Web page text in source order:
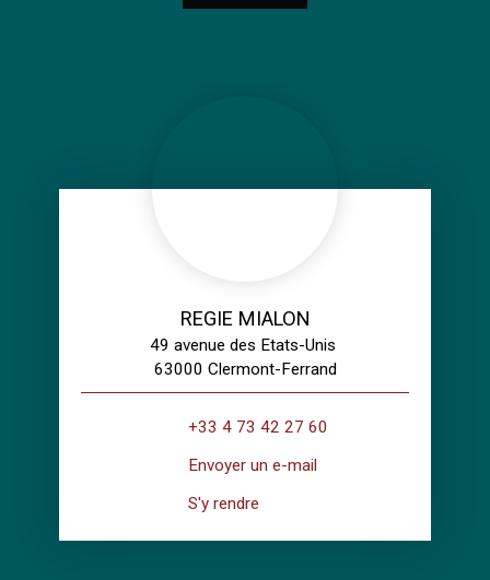
REGIE MIALON
49 avenue des Etats-Unis
63000 Clermont-Ferrand
+33 4 73 42 27 60
Envoyer un e-mail
S'y rendre